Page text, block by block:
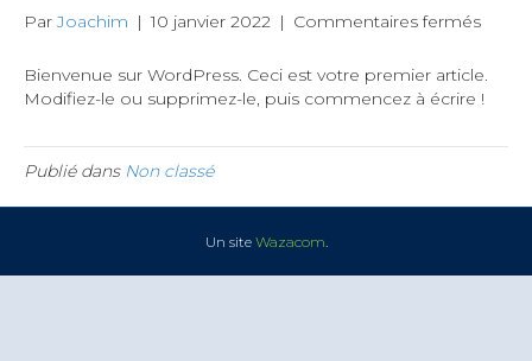
ParJoachim | 10 janvier 2022 | Commentaires ferméssur
tout
le
Bienvenue sur WordPress. Ceci est votre premier article.
Modifiez-le ou supprimez-le, puis commencez à écrire !
Publié dans Non classé
Un site Wazacom.